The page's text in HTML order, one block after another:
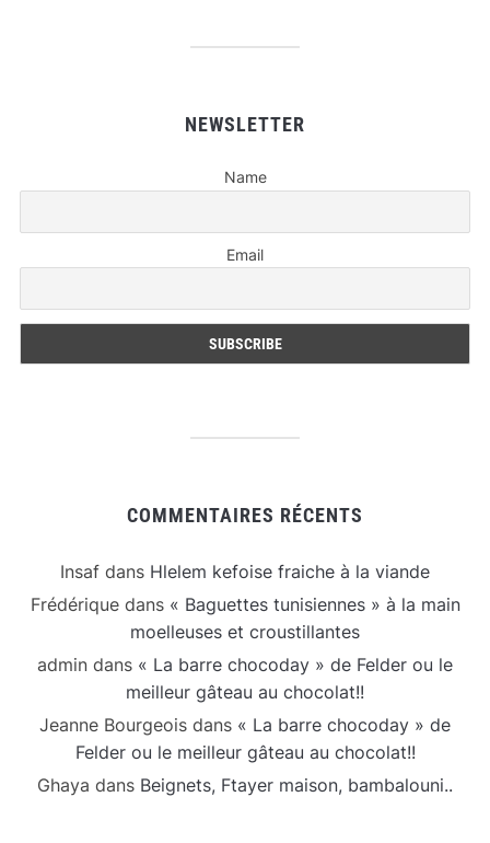
NEWSLETTER
Name
Email
COMMENTAIRES RÉCENTS
Insaf dans Hlelem kefoise fraiche à la viande
Frédériquedans « Baguettes tunisiennes » à la main
moelleuses et croustillantes
admin dans « La barre chocoday » de Felder ou le
meilleur gâteau au chocolat!!
Jeanne Bourgeois dans « La barre chocoday » de
Felder ou le meilleur gâteau au chocolat!!
Ghaya dans Beignets, Ftayer maison, bambalouni..